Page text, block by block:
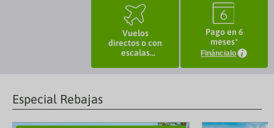
I
Vuelos
directos o con
escalas
3
Pago en 6
meses*
Fináncialo
Especial Rebajas